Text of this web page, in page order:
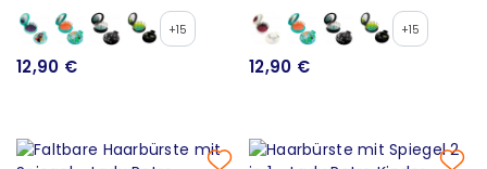
+15
12,90 €
+15
12,90 €